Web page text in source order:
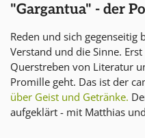
"Gargantua" - der
Reden und sich
Verstand und die Sinne.
Querstreben von Literatur
Promille geht. Das ist der
über Geist und Getränke.
aufgeklärt - mit Matthias